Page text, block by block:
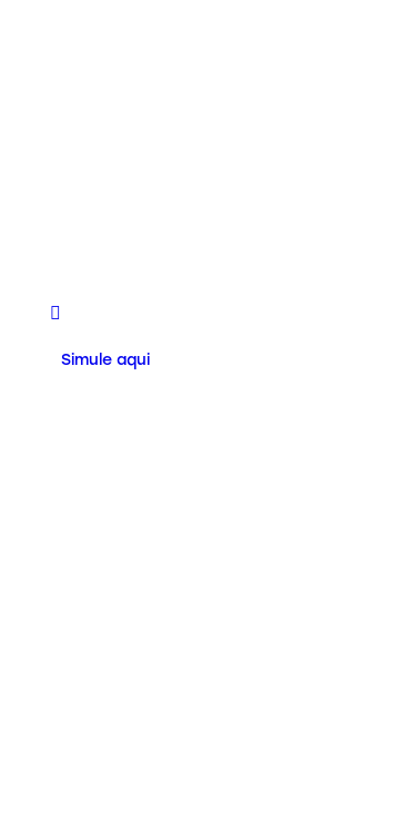
Simule aqui